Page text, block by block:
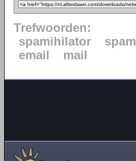
Trefwoorden:
spamihilator
spam
email
mail